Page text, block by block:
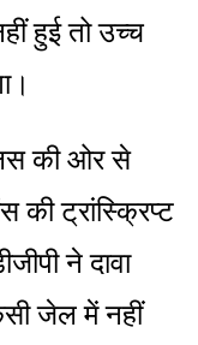
हुई तो उच्च
की ओर से
की ट्रांस्क्रिप्ट
ने दावा
जेल में नहीं